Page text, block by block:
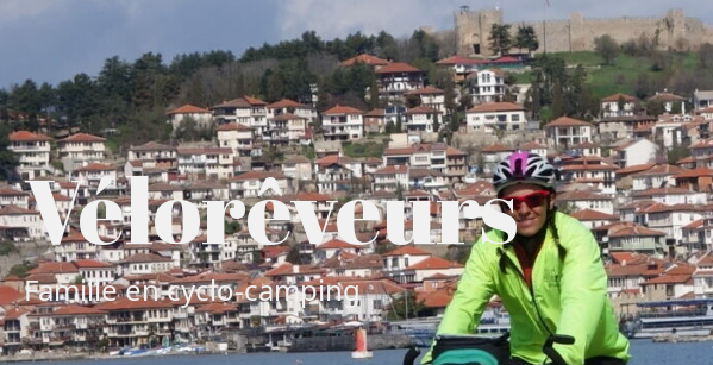
Vélorêveurs
Famille en cyclo-camping